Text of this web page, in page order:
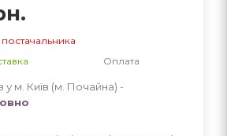
Оплата
у м. Київ (м. Почайна) -